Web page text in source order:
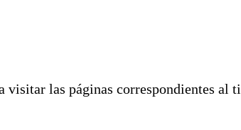
las páginas correspondientes al